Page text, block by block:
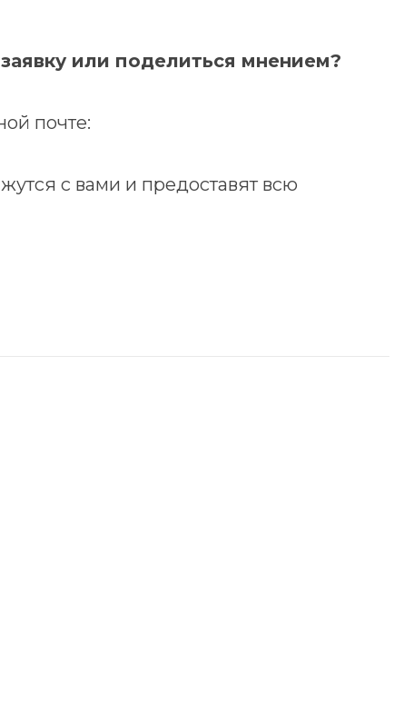
или поделиться мнением?
почте:
с вами и предоставят всю